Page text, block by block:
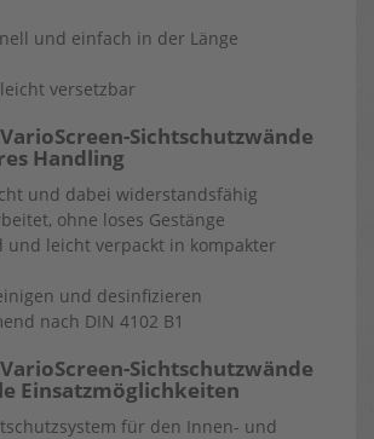
und einfach in der Länge
versetzbar
Sichtschutzwände
Handling
und dabei widerstandsfähig
ohne loses Gestänge
und leicht verpackt in kompakter
und desinfizieren
nach DIN 4102 B1
Sichtschutzwände
Einsatzmöglichkeiten
für den Innen- und